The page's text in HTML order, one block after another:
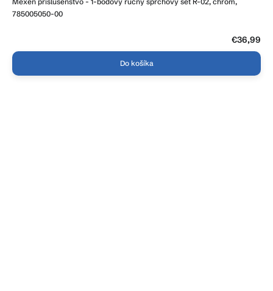
785005050-00
€36,99
Do košíka